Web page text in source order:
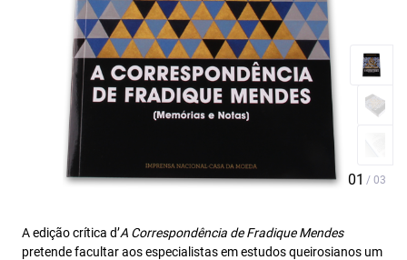
A edição crítica d’A Correspondência de Fradique Mendes
pretende facultar aos especialistas em estudos queirosianos um